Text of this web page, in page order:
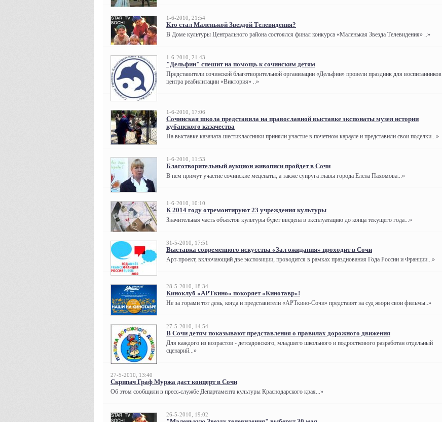
1-6-2010, 21:54
Кто стал Маленькой Звездой Телевидения?
В Доме культуры Центрального района состоялся финал конкурса «Маленькая Звезда Телевидения» ..»
1-6-2010, 21:43
"Дельфин" спешит на помощь к сочинским детям
Представители сочинской благотворительной организации «Дельфин» провели праздник для воспитанников
центра реабилитации «Виктория» ..»
1-6-2010, 17:06
Сочинская школа представила на православной выставке экспонаты музея истории
кубанского казачества
На выставке казачата-шестиклассники приняли участие в почетном карауле и представили свои поделки...»
1-6-2010, 11:53
Благотворительный аукцион живописи пройдет в Сочи
В нем примут участие сочинские меценаты, а также супруга главы города Елена Пахомова...»
1-6-2010, 10:10
К 2014 году отремонтируют 23 учреждения культуры
Значительная часть объектов культуры будет введена в эксплуатацию до конца текущего года...»
31-5-2010, 17:51
Выставка современного искусства «Зал ожидания» проходит в Сочи
Арт-проект, включающий две экспозиции, проводится в рамках празднования Года России и Франции...»
28-5-2010, 18:34
Киноклуб «АРТкино» покоряет «Кинотавр»!
Не за горами тот день, когда и представители «АРТкино-Сочи» представят на суд жюри свои фильмы..»
27-5-2010, 14:54
В Сочи детям показывают представления о правилах дорожного движения
Для каждого из возрастов - детсадовского, младшего школьного и подросткового разработан отдельный
сценарий...»
27-5-2010, 13:40
Скрипач Граф Муржа даст концерт в Сочи
Об этом сообщили в пресс-службе Департамента культуры Краснодарского края...»
26-5-2010, 19:02